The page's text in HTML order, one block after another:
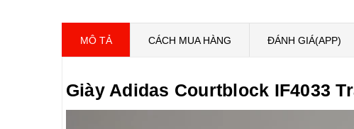
MÔ TẢ CÁCH MUA HÀNG ĐÁNH GIÁ(APP)
Giày Adidas Courtblock IF4033